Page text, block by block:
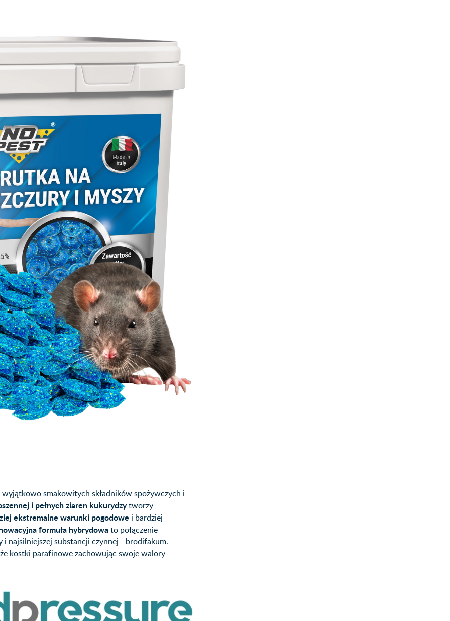
smakowitych składników spożywczych i
i pełnych ziaren kukurydzytworzy
ekstremalne warunki pogodowe i bardziej
formuła hybrydowato połączenie
i najsilniejszej substancji czynnej - brodifakum.
kostki parafinowe zachowując swoje walory